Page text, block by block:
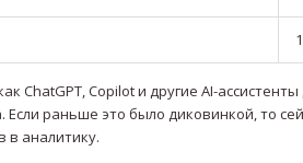
ChatGPT, Copilot и другие AI-
раньше это было диковинкой, то
в аналитику.